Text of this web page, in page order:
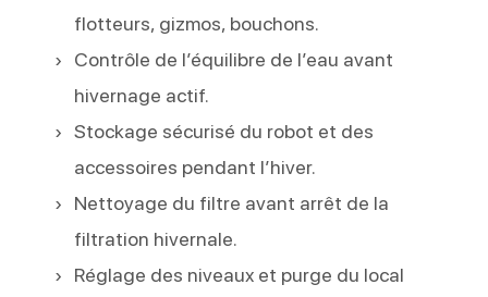
flotteurs, gizmos, bouchons.
Contrôle de l’équilibre de l’eau avant
hivernage actif.
Stockage sécurisé du robot et des
accessoires pendant l’hiver.
Nettoyage du filtre avant arrêt de la
filtration hivernale.
Réglage des niveaux et purge du local